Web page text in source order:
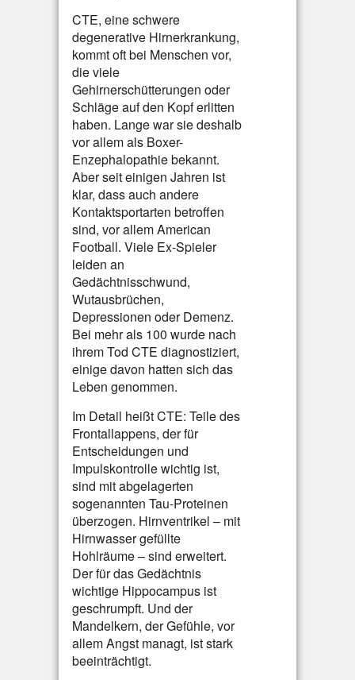
CTE, eine schwere
degenerative Hirnerkrankung,
kommt oft bei Menschen vor,
die viele
Gehirnerschütterungen oder
Schläge auf den Kopf erlitten
haben. Lange war sie deshalb
vor allem als Boxer-
Enzephalopathie bekannt.
Aber seit einigen Jahren ist
klar, dass auch andere
Kontaktsportarten betroffen
sind, vor allem American
Football. Viele Ex-Spieler
leiden an
Gedächtnisschwund,
Wutausbrüchen,
Depressionen oder Demenz.
Bei mehr als 100 wurde nach
ihrem Tod CTE diagnostiziert,
einige davon hatten sich das
Leben genommen.
Im Detail heißt CTE: Teile des
Frontallappens, der für
Entscheidungen und
Impulskontrolle wichtig ist,
sind mit abgelagerten
sogenannten Tau-Proteinen
überzogen. Hirnventrikel – mit
Hirnwasser gefüllte
Hohlräume – sind erweitert.
Der für das Gedächtnis
wichtige Hippocampus ist
geschrumpft. Und der
Mandelkern, der Gefühle, vor
allem Angst managt, ist stark
beeinträchtigt.